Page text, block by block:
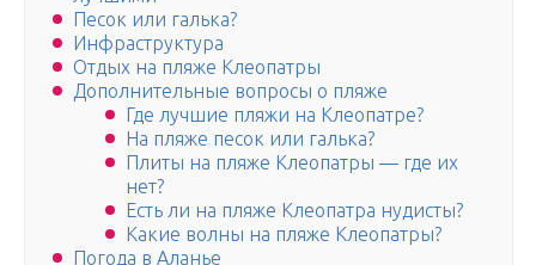
Песок или галька?
Инфраструктура
Отдых на пляже Клеопатры
Дополнительные вопросы о пляже
Где лучшие пляжи на Клеопатре?
На пляже песок или галька?
Плиты на пляже Клеопатры — где их
нет?
Есть ли на пляже Клеопатра нудисты?
Какие волны на пляже Клеопатры?
Погода в Аланье